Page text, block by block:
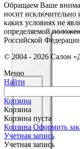
Обращаем Ваше
носит
каких условиях не
определяемой
Российской
© 2004 - 2026 Салон
Меню
Найти
Корзина
Корзина
Корзина пуста
Корзина Оформить
Учетная запись
Учетная запись